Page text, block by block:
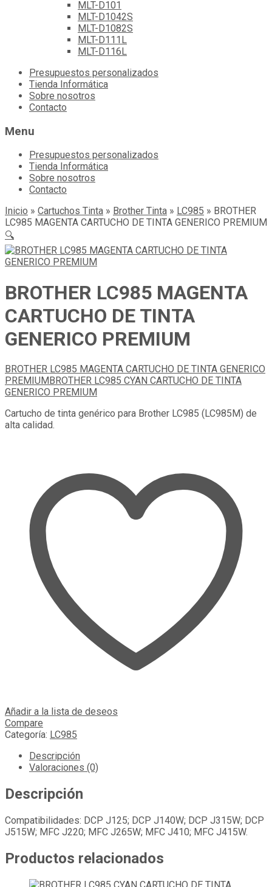
MLT-D101
MLT-D1042S
MLT-D1082S
MLT-D111L
MLT-D116L
Skip
content
Presupuestos personalizados
Tienda Informática
Sobre nosotros
Contacto
Menu
Presupuestos personalizados
Tienda Informática
Sobre nosotros
Contacto
Inicio » Cartuchos Tinta » Brother Tinta » LC985 » BROTHER
LC985 MAGENTA CARTUCHO DE TINTA GENERICO PREMIUM
🔍
BROTHER LC985 MAGENTA
CARTUCHO DE TINTA
GENERICO PREMIUM
BROTHER LC985 MAGENTA CARTUCHO DE TINTA GENERICO
PREMIUM BROTHER LC985 CYAN CARTUCHO DE TINTA
GENERICO PREMIUM
Cartucho de tinta genérico para Brother LC985 (LC985M) de
alta calidad.
Añadir a la lista de deseos
Compare
Categoría: LC985
Descripción
Valoraciones (0)
Descripción
Compatibilidades: DCP J125; DCP J140W; DCP J315W; DCP
J515W; MFC J220; MFC J265W; MFC J410; MFC J415W.
Productos relacionados